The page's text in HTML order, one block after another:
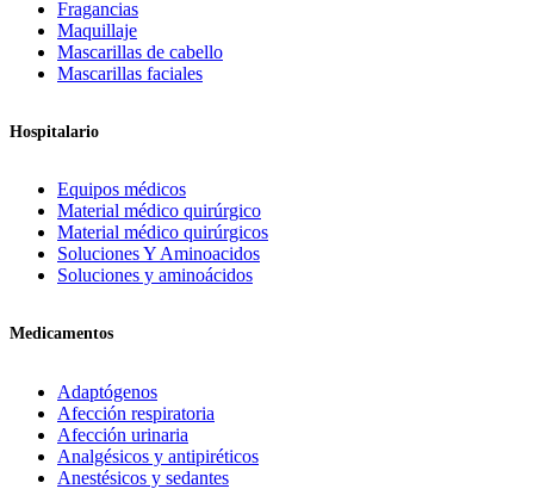
Fragancias
Maquillaje
Mascarillas de cabello
Mascarillas faciales
Hospitalario
Equipos médicos
Material médico quirúrgico
Material médico quirúrgicos
Soluciones Y Aminoacidos
Soluciones y aminoácidos
Medicamentos
Adaptógenos
Afección respiratoria
Afección urinaria
Analgésicos y antipiréticos
Anestésicos y sedantes